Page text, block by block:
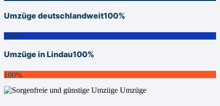
Umzüge deutschlandweit100%
100%
Umzüge in Lindau100%
100%